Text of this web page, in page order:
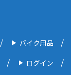
バイク用品
ログイン